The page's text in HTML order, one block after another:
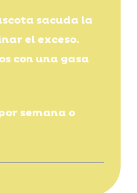
sacuda la
el exceso.
con una gasa
semana o